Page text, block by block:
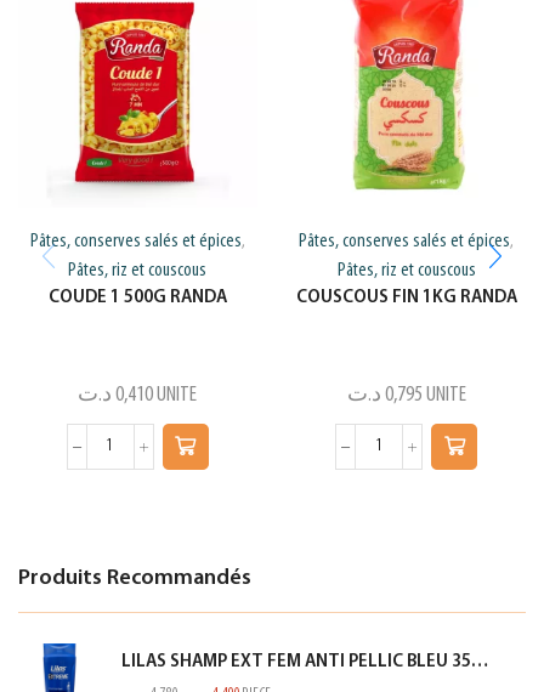
Pâtes, conserves salés et épices,
Pâtes, riz et couscous
COUDE 1 500G RANDA
0,410 د.ت UNITE
Pâtes, conserves salés et épices,
Pâtes, riz et couscous
COUSCOUS FIN 1KG RANDA
0,795 د.ت UNITE
Produits Recommandés
LILAS SHAMP EXT FEM ANTI PELLIC BLEU 350ML